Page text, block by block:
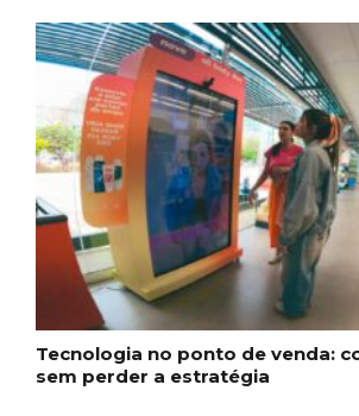
Tecnologia no ponto de venda:
sem perder a estratégia